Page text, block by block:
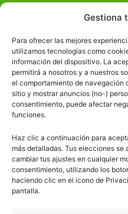
Gestiona
Para ofrecer las mejores
utilizamos tecnologías como
información del dispositivo. La
permitirá a nosotros y a nuestros
el comportamiento de navegación
sitio y mostrar anuncios (no-)
consentimiento, puede afectar
funciones.
Haz clic a continuación para
más detalladas. Tus elecciones
cambiar tus ajustes en cualquier
consentimiento, utilizando los
haciendo clic en el icono de
pantalla.
Básico
Ciencias
Filosofía
Historia
Lengua
Tecnología
Varios